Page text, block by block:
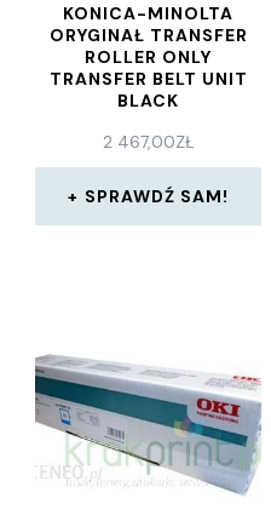
KONICA-MINOLTA
ORYGINAŁ TRANSFER
ROLLER ONLY
TRANSFER BELT UNIT
BLACK
(A2WUR70622)
2 467,00ZŁ
SPRAWDŹ SAM!